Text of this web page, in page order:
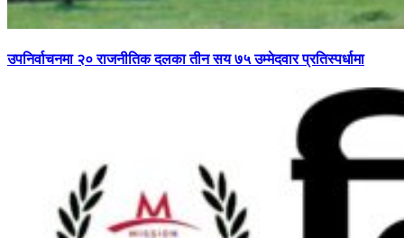
उपनिर्वाचनमा २० राजनीतिक दलका तीन सय ७५ उम्मेदवार प्रतिस्पर्धामा